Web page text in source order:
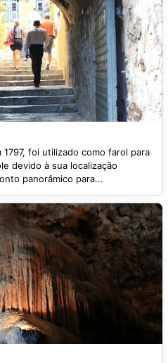
foi utilizado como farol para
devido à sua localização
panorâmico para...